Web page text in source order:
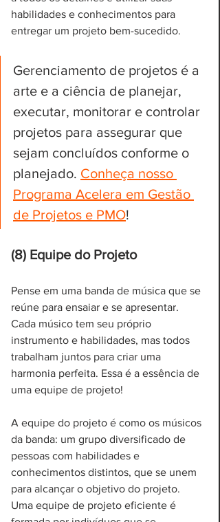
habilidades e conhecimentos para
entregar um projeto bem-sucedido.
Gerenciamento de projetos é a
arte e a ciência de planejar,
executar, monitorar e controlar
projetos para assegurar que
sejam concluídos conforme o
planejado. Conheça nosso
Programa Acelera em Gestão
de Projetos e PMO!
(8) Equipe do Projeto
Pense em uma banda de música que se
reúne para ensaiar e se apresentar.
Cada músico tem seu próprio
instrumento e habilidades, mas todos
trabalham juntos para criar uma
harmonia perfeita. Essa é a essência de
uma equipe de projeto!
A equipe do projeto é como os músicos
da banda: um grupo diversificado de
pessoas com habilidades e
conhecimentos distintos, que se unem
para alcançar o objetivo do projeto.
Uma equipe de projeto eficiente é